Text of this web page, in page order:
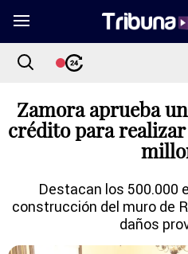
Zamora aprueba
crédito para
Destacan los 500.000
construcción del muro de
daños